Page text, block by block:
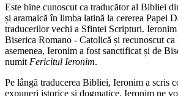
Este bine cunoscut ca traducător al Bibliei
și aramaică în limba latină la cererea Papei
traducerilor vechi a Sfintei Scripturi.
Biserica Romano - Catolică și recunoscut
asemenea, Ieronim a fost sanctificat și de
numit Fericitul Ieronim.
Pe lângă traducerea Bibliei, Ieronim a scris
expuneri istorice și dogmatice. Ieronim ne